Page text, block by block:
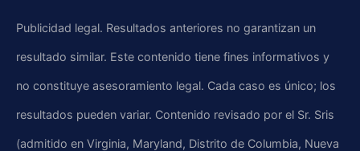
Publicidad legal. Resultados anteriores no garantizan un
resultado similar. Este contenido tiene fines informativos y
no constituye asesoramiento legal. Cada caso es único; los
resultados pueden variar. Contenido revisado por el Sr. Sris
(admitido en Virginia, Maryland, Distrito de Columbia, Nueva